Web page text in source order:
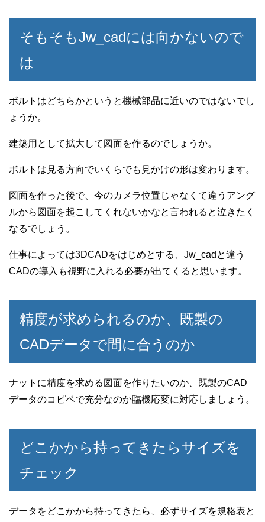
そもそもJw_cadには向かないので
は
ボルトはどちらかというと機械部品に近いのではないでし
ょうか。
建築用として拡大して図面を作るのでしょうか。
ボルトは見る方向でいくらでも見かけの形は変わります。
図面を作った後で、今のカメラ位置じゃなくて違うアング
ルから図面を起こしてくれないかなと言われると泣きたく
なるでしょう。
仕事によっては3DCADをはじめとする、Jw_cadと違う
CADの導入も視野に入れる必要が出てくると思います。
精度が求められるのか、既製の
CADデータで間に合うのか
ナットに精度を求める図面を作りたいのか、既製のCAD
データのコピペで充分なのか臨機応変に対応しましょう。
どこかから持ってきたらサイズを
チェック
データをどこかから持ってきたら、必ずサイズを規格表と